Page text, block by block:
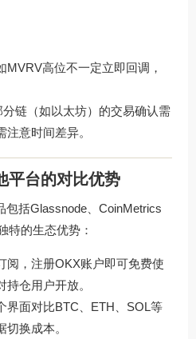
MVRV高位不一定立即回调，
分链（如以太坊）的交易确认需
意时间差异。
平台的对比优势
包括Glassnode、CoinMetrics
特的生态优势：
阅，注册OKX账户即可免费使
仓用户开放。
界面对比BTC、ETH、SOL等
换成本。